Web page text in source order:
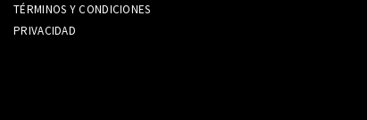
TÉRMINOS Y CONDICIONES
PRIVACIDAD